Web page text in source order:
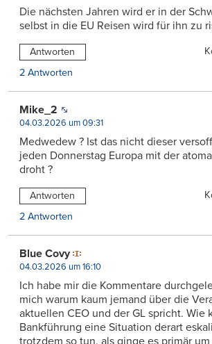
Die nächsten Jahren wird er in der
selbst in die EU Reisen wird für ihn zu
Antworten
2 Antworten
Mike_2
04.03.2026 um 09:31
Medwedew ? Ist das nicht dieser
jeden Donnerstag Europa mit der
droht ?
Antworten
2 Antworten
Blue Covy
04.03.2026 um 16:10
Ich habe mir die Kommentare
mich warum kaum jemand über die
aktuellen CEO und der GL spricht. Wie
Bankführung eine Situation derart
trotzdem so tun, als ginge es primär